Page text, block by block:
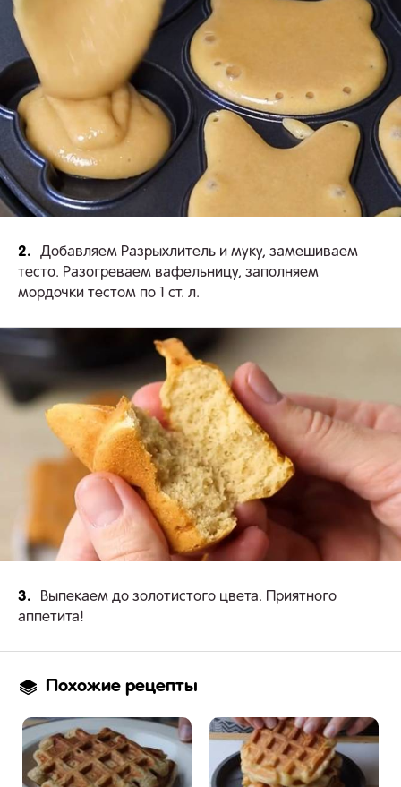
2.
Добавляем Разрыхлитель и муку, замешиваем
тесто. Разогреваем вафельницу, заполняем
мордочки тестом по 1 ст. л.
3.
Выпекаем до золотистого цвета. Приятного
аппетита!
Похожие рецепты